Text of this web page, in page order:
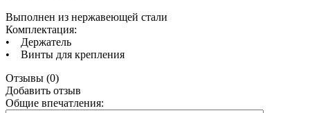
Выполнен из нержавеющей стали
Комплектация:
• Держатель
• Винты для крепления
Отзывы (0)
Добавить отзыв
Общие впечатления: